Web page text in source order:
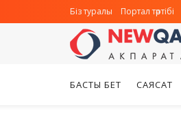
Біз туралы Портал тәртібі
БАСТЫ БЕТ САЯСАТ